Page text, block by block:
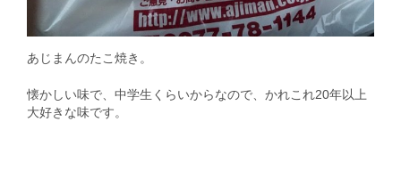
あじまんのたこ焼き。
懐かしい味で、中学生くらいからなので、かれこれ20年以上
大好きな味です。